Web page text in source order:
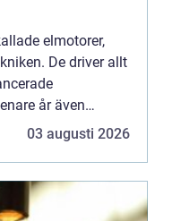
elmotorer,
De driver allt
år även
03 augusti 2026